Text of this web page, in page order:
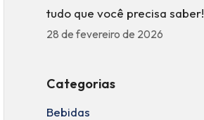
tudo que você precisa saber!
28 de fevereiro de 2026
Categorias
Bebidas